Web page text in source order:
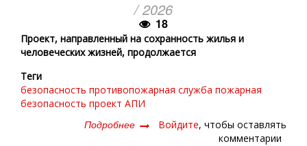
/ 2026
18
Проект, направленный на сохранность жилья и
человеческих жизней, продолжается
Теги
безопасность противопожарная служба пожарная
безопасность проект АПИ
Подробнее о
Войдите, чтобы оставлять
комментарии